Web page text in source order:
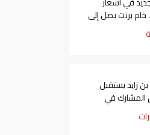
خام برنت يصل إلى
زايد يستقبل
المشارك في
الودية